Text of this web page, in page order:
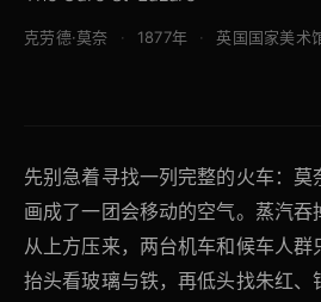
克劳德·莫奈 1877年 英国国家美术
先别急着寻找一列完整的火车：
画成了一团会移动的空气。蒸汽吞
从上方压来，两台机车和候车人群
抬头看玻璃与铁，再低头找朱红